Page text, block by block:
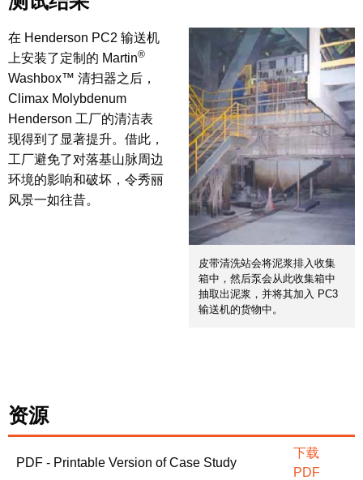
皮带清洗站会将泥浆排入收集
箱中，然后泵会从此收集箱中
抽取出泥浆，并将其加入 PC3
输送机的货物中。
在 Henderson PC2 输送机
上安装了定制的 Martin®
Washbox™ 清扫器之后，
Climax Molybdenum
Henderson 工厂的清洁表
现得到了显著提升。借此，
工厂避免了对落基山脉周边
环境的影响和破坏，令秀丽
风景一如往昔。
资源
PDF - Printable Version of Case Study
下载
PDF